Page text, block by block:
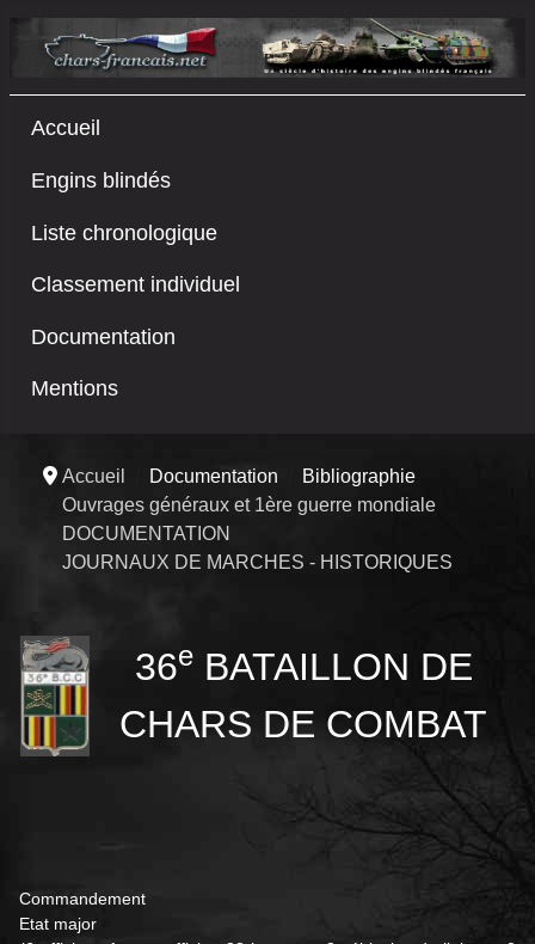
Accueil
Engins blindés
Liste chronologique
Classement individuel
Documentation
Mentions
Accueil Documentation
Bibliographie
Ouvrages généraux et 1ère guerre mondiale
DOCUMENTATION
JOURNAUX DE MARCHES - HISTORIQUES
36eBATAILLON DE
CHARS DE COMBAT
Commandement
Etat major